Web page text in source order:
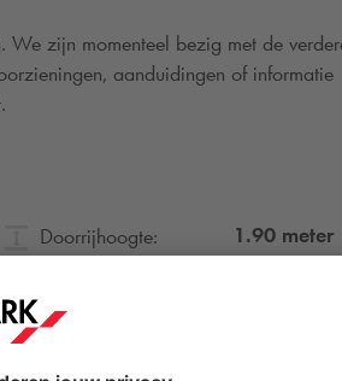
We zijn momenteel bezig met de
aanduidingen of informatie
Doorrijhoogte: 1.90 meter